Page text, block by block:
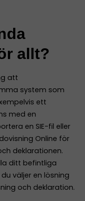
allt?
att
system som
ett
med en
en SIE-fil eller
Online för
deklarationen.
ditt befintliga
väljer en lösning
och deklaration.